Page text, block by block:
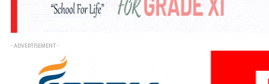
- ADVERTISEMENT -